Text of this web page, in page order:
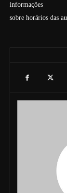
informações
sobre horários das